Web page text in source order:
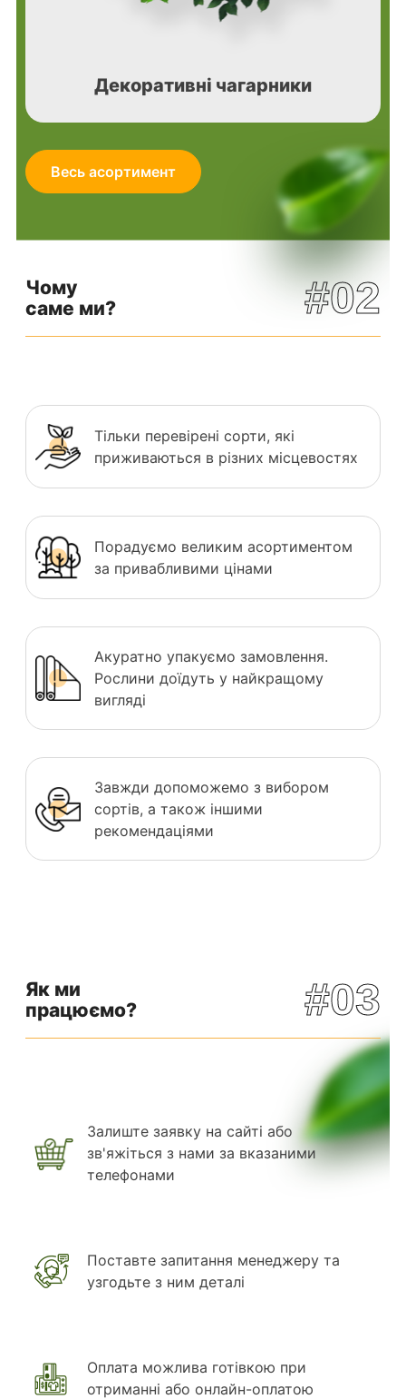
Декоративні чагарники
Весь асортимент
Чому
саме ми?
#02
Тільки перевірені сорти, які
приживаються в різних місцевостях
Порадуємо великим асортиментом
за привабливими цінами
Акуратно упакуємо замовлення.
Рослини доїдуть у найкращому
вигляді
Завжди допоможемо з вибором
сортів, а також іншими
рекомендаціями
Як ми
працюємо?
#03
Залиште заявку на сайті або
зв'яжіться з нами за вказаними
телефонами
Поставте запитання менеджеру та
узгодьте з ним деталі
Оплата можлива готівкою при
отриманні або онлайн-оплатою